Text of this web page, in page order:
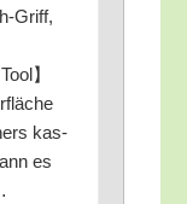
Griff,
】
kas­
es